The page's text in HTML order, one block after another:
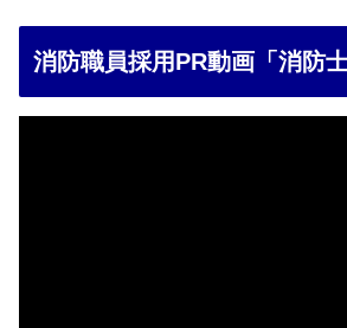
消防職員採用PR動画「消防